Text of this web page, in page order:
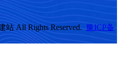
站 All Rights Reserved. 豫ICP备